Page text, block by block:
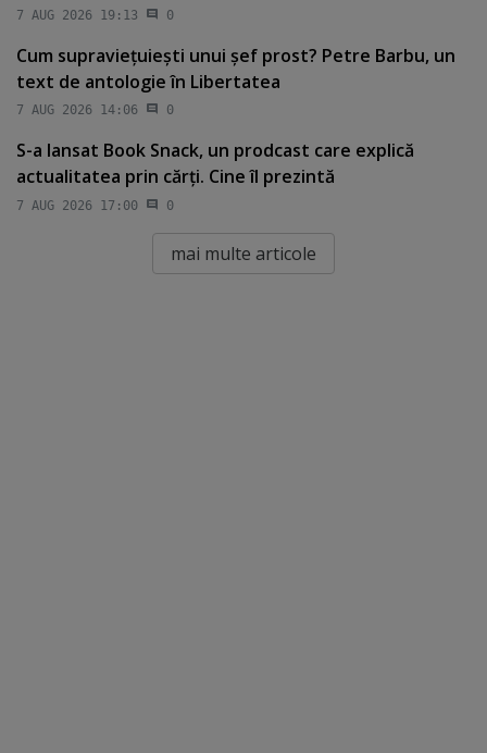
7 AUG 2026 19:13 0
Cum supravieţuieşti unui şef prost? Petre Barbu, un
text de antologie în Libertatea
7 AUG 2026 14:06 0
S-a lansat Book Snack, un prodcast care explică
actualitatea prin cărţi. Cine îl prezintă
7 AUG 2026 17:00 0
mai multe articole